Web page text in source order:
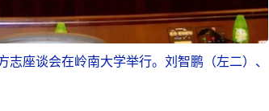
座谈会在岭南大学举行。刘智鹏（左二）、